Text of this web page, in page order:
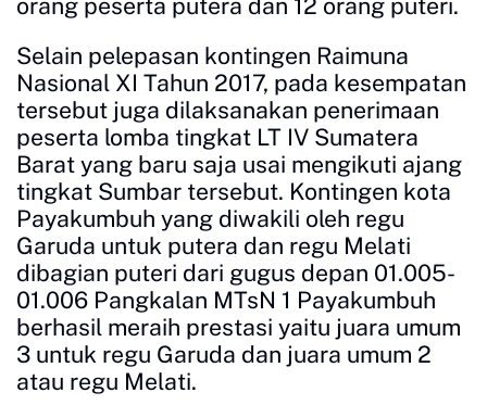
orang peserta putera dan 12 orang puteri.
Selain pelepasan kontingen Raimuna
Nasional XI Tahun 2017, pada kesempatan
tersebut juga dilaksanakan penerimaan
peserta lomba tingkat LT IV Sumatera
Barat yang baru saja usai mengikuti ajang
tingkat Sumbar tersebut. Kontingen kota
Payakumbuh yang diwakili oleh regu
Garuda untuk putera dan regu Melati
dibagian puteri dari gugus depan 01.005-
01.006 Pangkalan MTsN 1 Payakumbuh
berhasil meraih prestasi yaitu juara umum
3 untuk regu Garuda dan juara umum 2
atau regu Melati.